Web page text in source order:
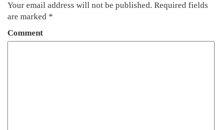
Your email address will not be published. Required fields
are marked *
Comment